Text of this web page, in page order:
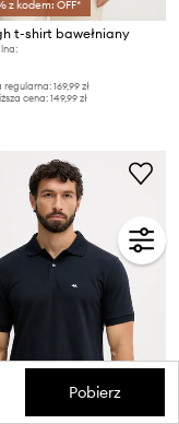
z kodem: OFF*
t-shirt bawełniany
regularna:169,99 zł
cena:149,99 zł
Pobierz